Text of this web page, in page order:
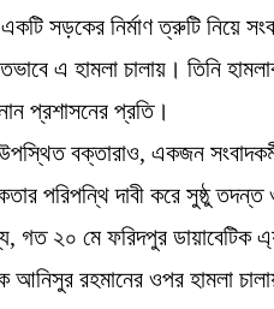
সড়কের নির্মাণ ত্রুটি নিয়ে
এ হামলা চালায়। তিনি
প্রশাসনের প্রতি।
বক্তারাও, একজন
পরিপন্থি দাবী করে সুষ্ঠু
গত ২০ মে ফরিদপুর ডায়াবেটিক
আনিসুর রহমানের ওপর হামলা